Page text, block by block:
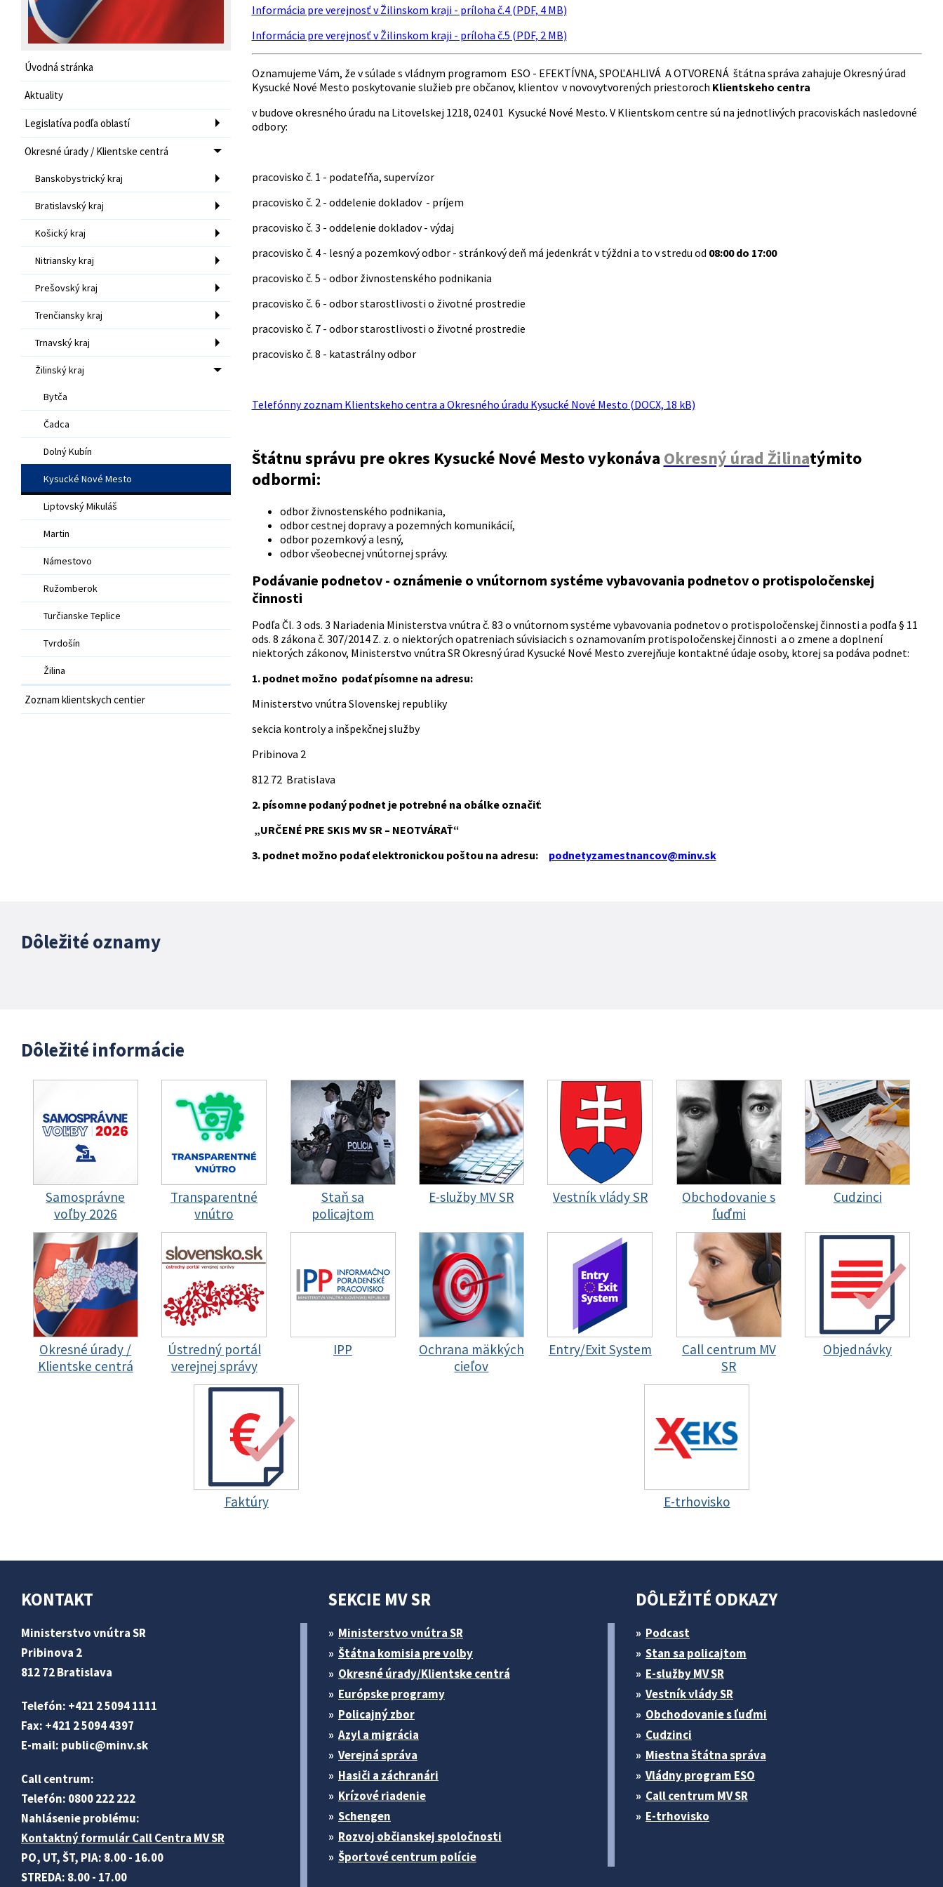
Úvodná stránka
Aktuality
Legislatíva podľa oblastí
Okresné úrady / Klientske centrá
Banskobystrický kraj
Bratislavský kraj
Košický kraj
Nitriansky kraj
Prešovský kraj
Trenčiansky kraj
Trnavský kraj
Žilinský kraj
Bytča
Čadca
Dolný Kubín
Kysucké Nové Mesto
Liptovský Mikuláš
Martin
Námestovo
Ružomberok
Turčianske Teplice
Tvrdošín
Žilina
Zoznam klientskych centier
Informácia pre verejnosť v Žilinskom kraji - príloha č.4 (PDF, 4 MB)
Informácia pre verejnosť v Žilinskom kraji - príloha č.5 (PDF, 2 MB)
Oznamujeme Vám, že v súlade s vládnym programom ESO - EFEKTÍVNA, SPOĽAHLIVÁ A OTVORENÁ štátna správa zahajuje Okresný úrad
Kysucké Nové Mesto poskytovanie služieb pre občanov, klientov v novovytvorených priestoroch Klientskeho centra
v budove okresného úradu na Litovelskej 1218, 024 01 Kysucké Nové Mesto. V Klientskom centre sú na jednotlivých pracoviskách nasledovné
odbory:
pracovisko č. 1 - podateľňa, supervízor
pracovisko č. 2 - oddelenie dokladov - príjem
pracovisko č. 3 - oddelenie dokladov - výdaj
pracovisko č. 4 - lesný a pozemkový odbor - stránkový deň má jedenkrát v týždni a to v stredu od 08:00 do 17:00
pracovisko č. 5 - odbor živnostenského podnikania
pracovisko č. 6 - odbor starostlivosti o životné prostredie
pracovisko č. 7 - odbor starostlivosti o životné prostredie
pracovisko č. 8 - katastrálny odbor
Telefónny zoznam Klientskeho centra a Okresného úradu Kysucké Nové Mesto (DOCX, 18 kB)
Štátnu správu pre okres Kysucké Nové Mesto vykonáva Okresný úrad Žilinatýmito
odbormi:
odbor živnostenského podnikania,
odbor cestnej dopravy a pozemných komunikácií,
odbor pozemkový a lesný,
odbor všeobecnej vnútornej správy.
Podávanie podnetov - oznámenie o vnútornom systéme vybavovania podnetov o protispoločenskej
činnosti
Podľa Čl. 3 ods. 3 Nariadenia Ministerstva vnútra č. 83 o vnútornom systéme vybavovania podnetov o protispoločenskej činnosti a podľa § 11
ods. 8 zákona č. 307/2014 Z. z. o niektorých opatreniach súvisiacich s oznamovaním protispoločenskej činnosti a o zmene a doplnení
niektorých zákonov, Ministerstvo vnútra SR Okresný úrad Kysucké Nové Mesto zverejňuje kontaktné údaje osoby, ktorej sa podáva podnet:
1. podnet možno podať písomne na adresu:
Ministerstvo vnútra Slovenskej republiky
sekcia kontroly a inšpekčnej služby
Pribinova 2
812 72 Bratislava
2. písomne podaný podnet je potrebné na obálke označiť:
„URČENÉ PRE SKIS MV SR – NEOTVÁRAŤ“
3. podnet možno podať elektronickou poštou na adresu:
podnetyzamestnancov@minv.sk
Dôležité oznamy
Dôležité informácie
Samosprávne
voľby 2026
Transparentné
vnútro
Staň sa
policajtom
E-služby MV SR Vestník vlády SR
Obchodovanie s
ľuďmi
Cudzinci
Okresné úrady /
Klientske centrá
Ústredný portál
verejnej správy
IPP
Ochrana mäkkých
cieľov
Entry/Exit System
Call centrum MV
SR
Objednávky
Faktúry E-trhovisko
KONTAKT
Ministerstvo vnútra SR
Pribinova 2
812 72 Bratislava
Telefón: +421 2 5094 1111
Fax: +421 2 5094 4397
E-mail: public@minv.sk
Call centrum:
Telefón: 0800 222 222
Nahlásenie problému:
Kontaktný formulár Call Centra MV SR
PO, UT, ŠT, PIA: 8.00 - 16.00
STREDA: 8.00 - 17.00
SEKCIE MV SR
Ministerstvo vnútra SR
Štátna komisia pre volby
Okresné úrady/Klientske centrá
Európske programy
Policajný zbor
Azyl a migrácia
Verejná správa
Hasiči a záchranári
Krízové riadenie
Schengen
Rozvoj občianskej spoločnosti
Športové centrum polície
DÔLEŽITÉ ODKAZY
Podcast
Stan sa policajtom
E-služby MV SR
Vestník vlády SR
Obchodovanie s ľuďmi
Cudzinci
Miestna štátna správa
Vládny program ESO
Call centrum MV SR
E-trhovisko